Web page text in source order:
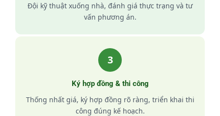
Đội kỹ thuật xuống nhà, đánh giá thực trạng và tư
vấn phương án.
3
Ký hợp đồng & thi công
Thống nhất giá, ký hợp đồng rõ ràng, triển khai thi
công đúng kế hoạch.